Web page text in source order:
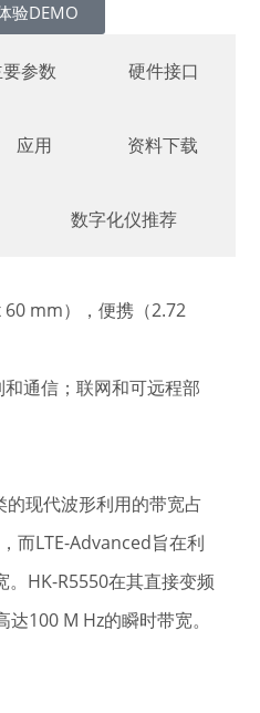
验DEMO
参数 硬件接口
应用 资料下载
数字化仪推荐
60 mm），便携（2.72
通信；联网和可远程部
现代波形利用的带宽占
而LTE-Advanced旨在利
。HK-R5550在其直接变频
达100 M Hz的瞬时带宽。